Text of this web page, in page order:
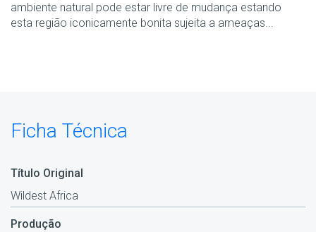
ambiente natural pode estar livre de mudança estando
esta região iconicamente bonita sujeita a ameaças...
Ficha Técnica
Título Original
Wildest Africa
Produção